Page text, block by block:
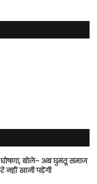
घोषणा, बोले- अब घुमंतू समाज
नहीं खानी पड़ेंगी